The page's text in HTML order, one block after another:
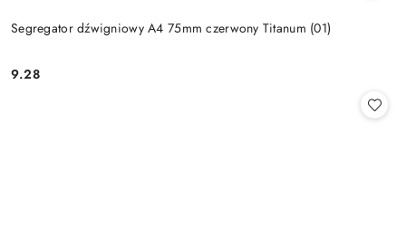
Segregator dźwigniowy A4 75mm czerwony Titanum (01)
Cena:
9.28